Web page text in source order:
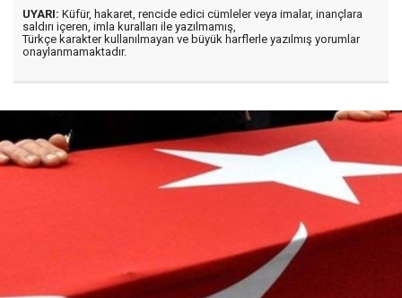
UYARI: Küfür, hakaret, rencide edici cümleler veya imalar, inançlara
saldırı içeren, imla kuralları ile yazılmamış,
Türkçe karakter kullanılmayan ve büyük harflerle yazılmış yorumlar
onaylanmamaktadır.